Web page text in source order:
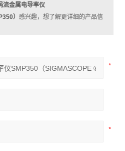
流金属电导率仪
）感兴趣，想了解更详细的产品信